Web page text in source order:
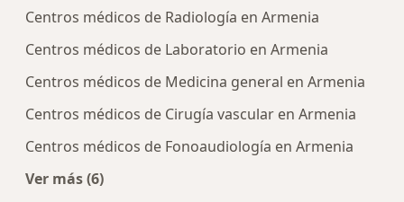
Centros médicos de Radiología en Armenia
Centros médicos de Laboratorio en Armenia
Centros médicos de Medicina general en Armenia
Centros médicos de Cirugía vascular en Armenia
Centros médicos de Fonoaudiología en Armenia
Ver más (6)